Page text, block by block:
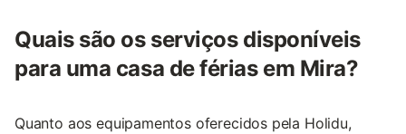
Quais são os serviços disponíveis
para uma casa de férias em Mira?
Quanto aos equipamentos oferecidos pela Holidu,